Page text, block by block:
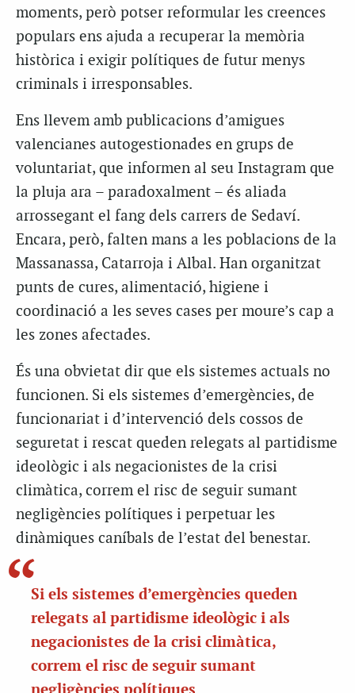
moments, però potser reformular les creences
populars ens ajuda a recuperar la memòria
històrica i exigir polítiques de futur menys
criminals i irresponsables.
Ens llevem amb publicacions d’amigues
valencianes autogestionades en grups de
voluntariat, que informen al seu Instagram que
la pluja ara – paradoxalment – és aliada
arrossegant el fang dels carrers de Sedaví.
Encara, però, falten mans a les poblacions de la
Massanassa, Catarroja i Albal. Han organitzat
punts de cures, alimentació, higiene i
coordinació a les seves cases per moure’s cap a
les zones afectades.
És una obvietat dir que els sistemes actuals no
funcionen. Si els sistemes d’emergències, de
funcionariat i d’intervenció dels cossos de
seguretat i rescat queden relegats al partidisme
ideològic i als negacionistes de la crisi
climàtica, correm el risc de seguir sumant
negligències polítiques i perpetuar les
dinàmiques caníbals de l’estat del benestar.
Si els sistemes d’emergències queden
relegats al partidisme ideològic i als
negacionistes de la crisi climàtica,
correm el risc de seguir sumant